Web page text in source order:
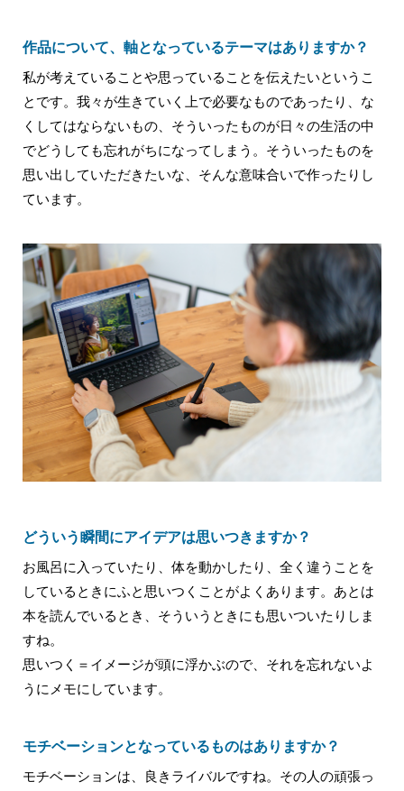
作品について、軸となっているテーマはありますか？
私が考えていることや思っていることを伝えたいというこ
とです。我々が生きていく上で必要なものであったり、な
くしてはならないもの、そういったものが日々の生活の中
でどうしても忘れがちになってしまう。そういったものを
思い出していただきたいな、そんな意味合いで作ったりし
ています。
どういう瞬間にアイデアは思いつきますか？
お風呂に入っていたり、体を動かしたり、全く違うことを
しているときにふと思いつくことがよくあります。あとは
本を読んでいるとき、そういうときにも思いついたりしま
すね。
思いつく＝イメージが頭に浮かぶので、それを忘れないよ
うにメモにしています。
モチベーションとなっているものはありますか？
モチベーションは、良きライバルですね。その人の頑張っ